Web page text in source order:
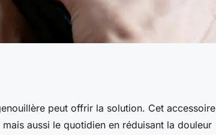
et
peut offrir la solution. Cet accessoire
aussi le quotidien en réduisant la douleur